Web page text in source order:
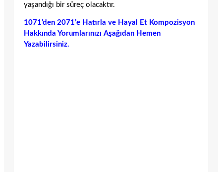
yaşandığı bir süreç olacaktır.
1071’den 2071’e Hatırla ve Hayal Et Kompozisyon
Hakkında Yorumlarınızı Aşağıdan Hemen
Yazabilirsiniz.